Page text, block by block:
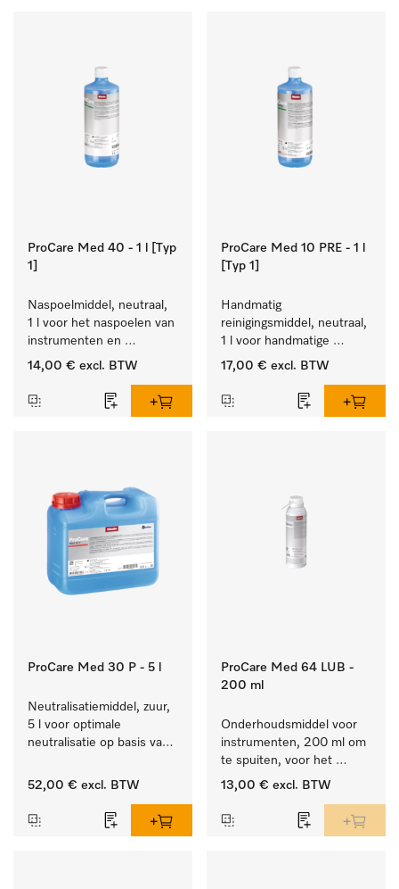
ProCare Med 40 - 1 l [Typ
1]
Naspoelmiddel, neutraal,
1 l voor het naspoelen van
instrumenten en
utensiliën, biocompatibel.
14,00 € excl. BTW
ProCare Med 10 PRE - 1 l
[Typ 1]
Handmatig
reinigingsmiddel, neutraal,
1 l voor handmatige
voorbehandeling,
17,00 € excl. BTW
ProCare Med 30 P - 5 l
Neutralisatiemiddel, zuur,
5 l voor optimale
neutralisatie op basis van
52,00 € excl. BTW
ProCare Med 64 LUB -
200 ml
Onderhoudsmiddel voor
instrumenten, 200 ml om
te spuiten, voor het
handmatige onderhoud
hulpmiddelen.
13,00 € excl. BTW